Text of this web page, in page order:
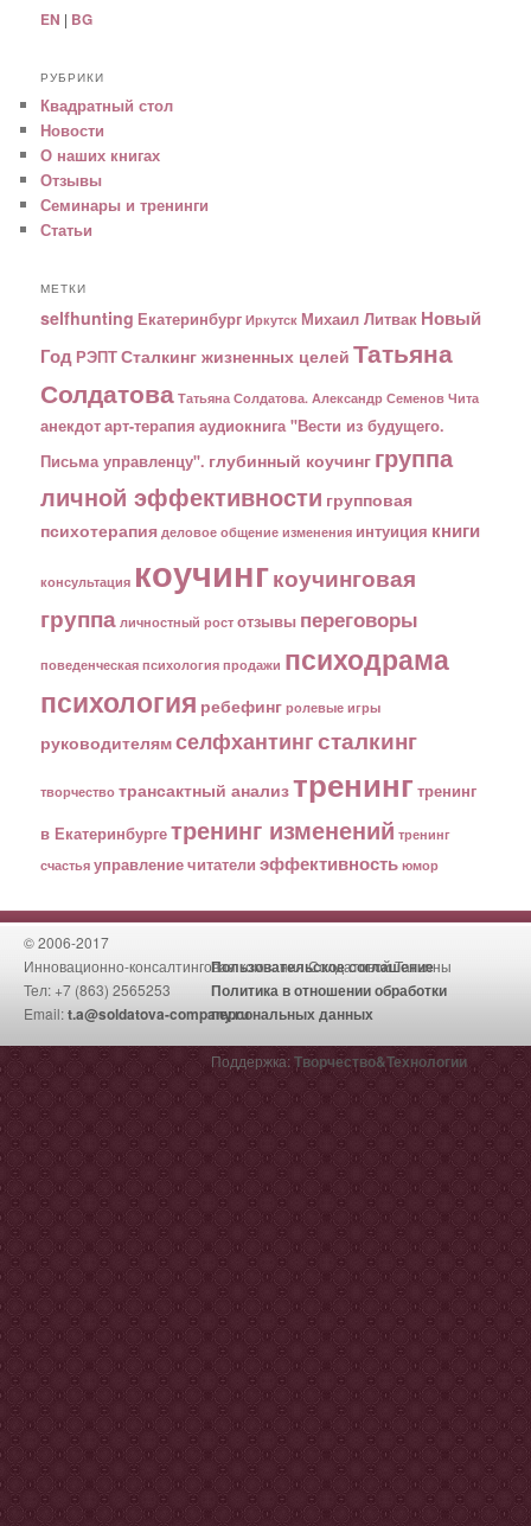
EN | BG
РУБРИКИ
Квадратный стол
Новости
О наших книгах
Отзывы
Семинары и тренинги
Статьи
МЕТКИ
selfhunting Екатеринбург Иркутск Михаил Литвак Новый
Год РЭПТСталкинг жизненных целей Татьяна
Солдатова Татьяна Солдатова. Александр Семенов Чита
анекдотарт-терапия аудиокнига "Вести из будущего.
Письма управленцу". глубинный коучинг группа
личной эффективности групповая
психотерапия деловое общение изменения интуиция книги
консультация коучингкоучинговая
группа личностный рост отзывы переговоры
поведенческая психология продажи психодрама
психология ребефинг ролевые игры
руководителямселфхантингсталкинг
творчество трансактный анализтренинг тренинг
в Екатеринбургетренинг изменений тренинг
счастья управлениечитатели эффективность юмор
© 2006-2017
Инновационно-консалтинговая компания Солдатовой Татьяны
Тел: +7 (863) 2565253
Email:t.a@soldatova-company.ru
Пользовательское соглашение
Политика в отношении обработки
персональных данных
Поддержка: Творчество&Технологии